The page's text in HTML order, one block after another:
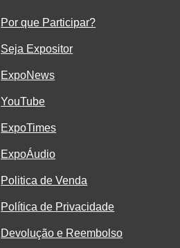
Por que Participar?
Seja Expositor
ExpoNews
YouTube
ExpoTimes
ExpoÁudio
Politica de Venda
Política de Privacidade
Devolução e Reembolso